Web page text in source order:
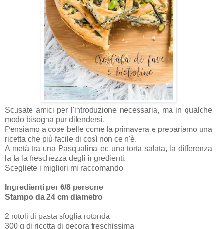
Scusate amici per l'introduzione necessaria, ma in qualche
modo bisogna pur difendersi.
Pensiamo a cose belle come la primavera e prepariamo una
ricetta che più facile di così non ce n'è.
A metà tra una Pasqualina ed una torta salata, la differenza
la fa la freschezza degli ingredienti.
Scegliete i migliori mi raccomando.
Ingredienti per 6/8 persone
Stampo da 24 cm diametro
2 rotoli di pasta sfoglia rotonda
300 g di ricotta di pecora freschissima